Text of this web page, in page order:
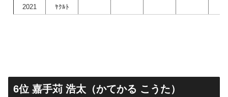
2021 ﾔｸﾙﾄ
6位 嘉手苅 浩太（かてかる こうた）